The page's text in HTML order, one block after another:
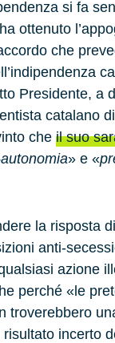
si fa
ottenuto
che
Presidente, a
catalano
che il suo
» e «
la risposta di
anti-
azione
perché «le
troverebbero
incerto